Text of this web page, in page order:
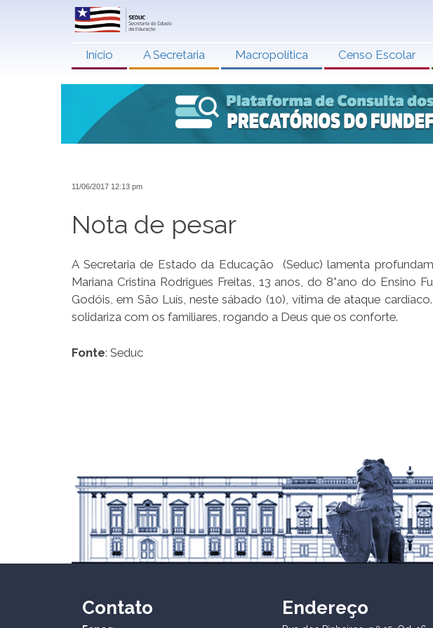
Início A Secretaria Macropolítica Censo Escolar
11/06/2017 12:13 pm
Nota de pesar
A Secretaria de Estado da Educação (Seduc) lamenta
Mariana Cristina Rodrigues Freitas, 13 anos, do 8°ano do Ensino
Godóis, em São Luís, neste sábado (10), vítima de ataque
solidariza com os familiares, rogando a Deus que os conforte.
Fonte: Seduc
Contato Endereço